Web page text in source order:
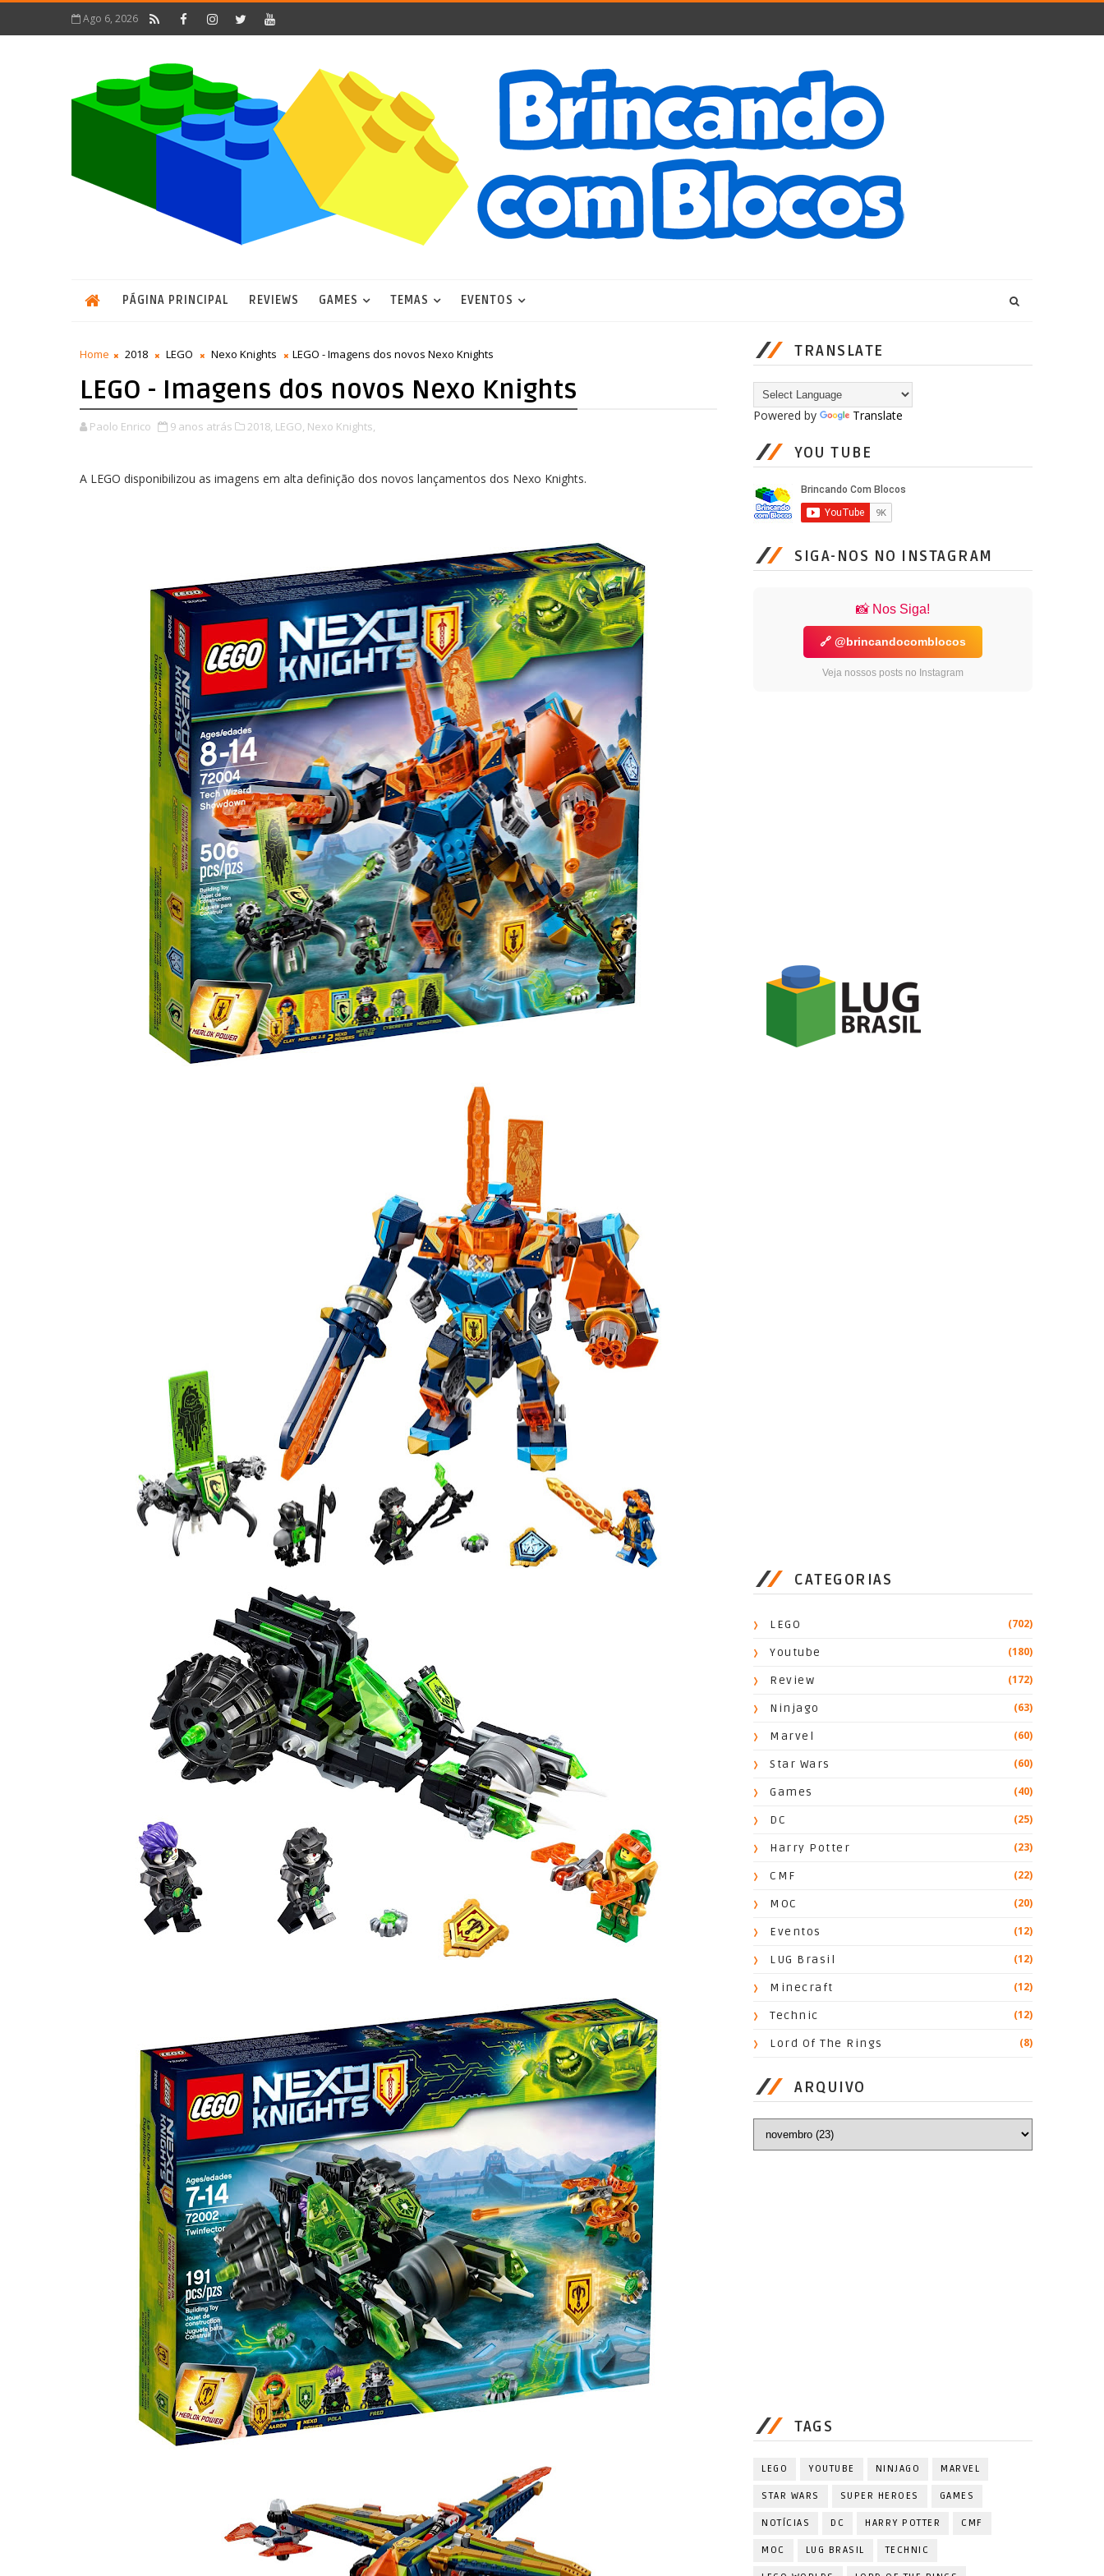
Ago 6, 2026
PÁGINA PRINCIPAL REVIEWS GAMES TEMAS EVENTOS
Home 2018 LEGO Nexo Knights LEGO - Imagens dos novos Nexo Knights
LEGO - Imagens dos novos Nexo Knights
Paolo Enrico 9 anos atrás 2018, LEGO, Nexo Knights,
A LEGO disponibilizou as imagens em alta definição dos novos lançamentos dos Nexo Knights.
TRANSLATE
Powered by Translate
YOU TUBE
SIGA-NOS NO INSTAGRAM
📸 Nos Siga!
🔗 @brincandocomblocos
Veja nossos posts no Instagram
CATEGORIAS
LEGO (702)
Youtube (180)
Review (172)
Ninjago (63)
Marvel (60)
Star Wars (60)
Games (40)
DC (25)
Harry Potter (23)
CMF (22)
MOC (20)
Eventos (12)
LUG Brasil (12)
Minecraft (12)
Technic (12)
Lord Of The Rings (8)
ARQUIVO
TAGS
LEGO YOUTUBE NINJAGO MARVEL
STAR WARS SUPER HEROES GAMES
NOTÍCIAS DC HARRY POTTER CMF
MOC LUG BRASIL TECHNIC